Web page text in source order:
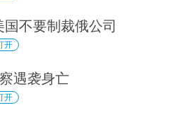
不要制裁俄公司
开
遇袭身亡
开